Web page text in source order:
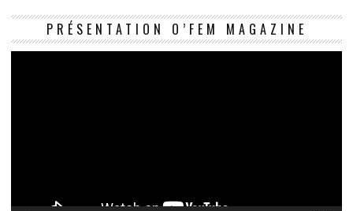
PRÉSENTATION O’FEM MAGAZINE